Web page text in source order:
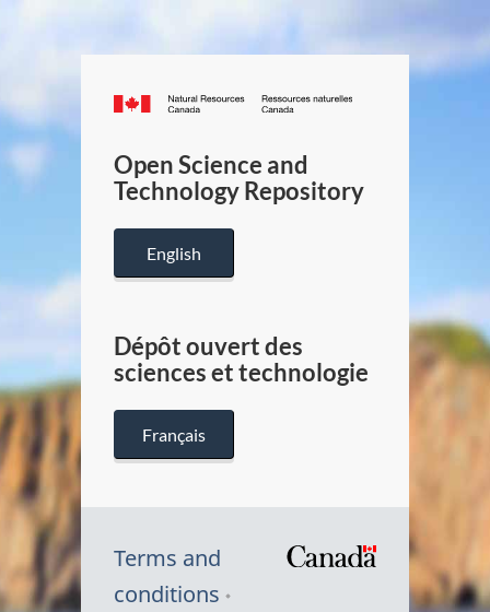
Canada.ca
/
Canada
Open Science and
Technology Repository
English
Dépôt ouvert des
sciences et technologie
Français
Terms and
conditions
Symbole